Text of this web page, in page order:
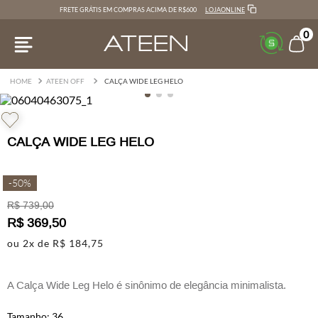
FRETE GRÁTIS EM COMPRAS ACIMA DE R$600 LOJAONLINE
0
ATEEN OFF CALÇA WIDE LEG HELO
CALÇA WIDE LEG HELO
-50%
R$ 739,00
R$ 369,50
ou 2x de R$ 184,75
A Calça Wide Leg Helo é sinônimo de elegância minimalista.
Confeccionada em denim branco de alta qualidade, traz